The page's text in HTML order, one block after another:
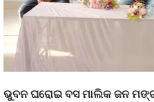
ଭୁବନ ଘରୋଇ ବସ ମାଲିକ ଜନ